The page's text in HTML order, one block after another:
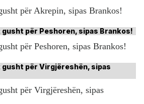
për Akrepin, sipas Brankos!
për Peshoren, sipas Brankos!
për Virgjëreshën, sipas